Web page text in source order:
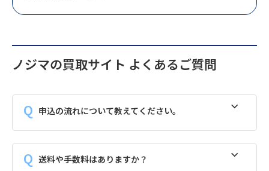
ノジマの買取サイト よくあるご質問
申込の流れについて教えてください。
送料や手数料はありますか？